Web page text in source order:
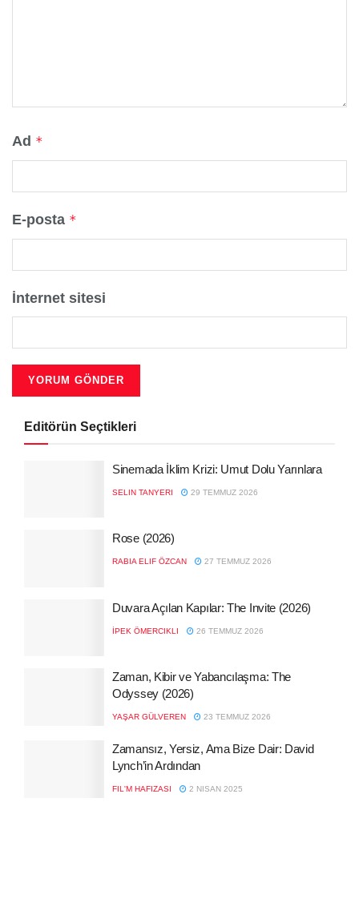
Ad *
E-posta *
İnternet sitesi
Editörün Seçtikleri
Sinemada İklim Krizi: Umut Dolu Yarınlara
SELIN TANYERI 29 TEMMUZ 2026
Rose (2026)
RABIA ELIF ÖZCAN 27 TEMMUZ 2026
Duvara Açılan Kapılar: The Invite (2026)
İPEK ÖMERCIKLI 26 TEMMUZ 2026
Zaman, Kibir ve Yabancılaşma: The
Odyssey (2026)
YAŞAR GÜLVEREN 23 TEMMUZ 2026
Zamansız, Yersiz, Ama Bize Dair: David
Lynch’in Ardından
FIL'M HAFIZASI 2 NISAN 2025